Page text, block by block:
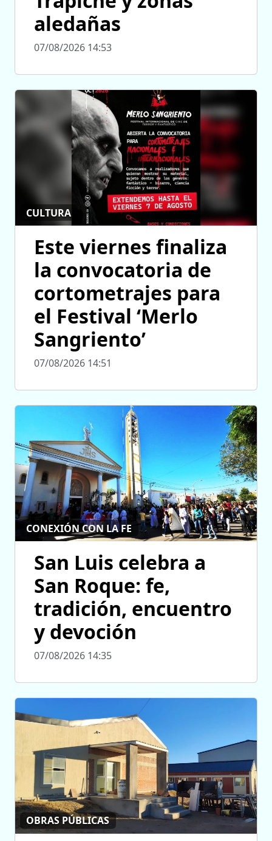
aledañas
07/08/2026 14:53
CULTURA
Este viernes finaliza
la convocatoria de
cortometrajes para
el Festival ‘Merlo
Sangriento’
07/08/2026 14:51
CONEXIÓN CON LA FE
San Luis celebra a
San Roque: fe,
tradición, encuentro
y devoción
07/08/2026 14:35
OBRAS PÚBLICAS